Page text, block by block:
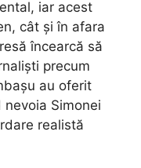
iar acest
cât și în afara
încearcă să
precum
au oferit
Simonei
realistă